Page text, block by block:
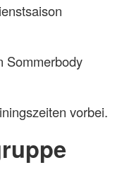
Sommerbody
vorbei.